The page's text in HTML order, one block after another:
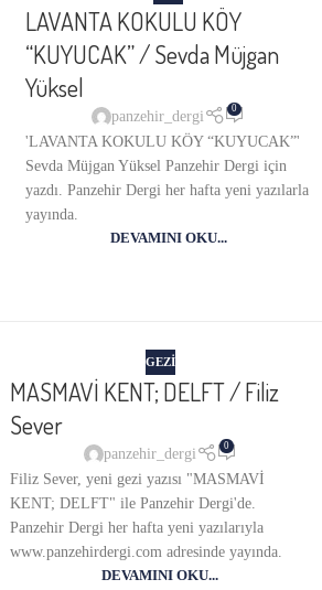
LAVANTA KOKULU KÖY
“KUYUCAK” / Sevda Müjgan
Yüksel
panzehir_dergi 0
'LAVANTA KOKULU KÖY “KUYUCAK”'
Sevda Müjgan Yüksel Panzehir Dergi için
yazdı. Panzehir Dergi her hafta yeni yazılarla
yayında.
DEVAMINI OKU...
GEZI
MASMAVİ KENT; DELFT / Filiz
Sever
panzehir_dergi 0
Filiz Sever, yeni gezi yazısı "MASMAVİ
KENT; DELFT" ile Panzehir Dergi'de.
Panzehir Dergi her hafta yeni yazılarıyla
www.panzehirdergi.com adresinde yayında.
DEVAMINI OKU...